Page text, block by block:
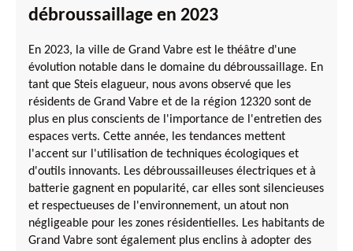
débroussaillage en 2023
En 2023, la ville de Grand Vabre est le théâtre d'une
évolution notable dans le domaine du débroussaillage. En
tant que Steis elagueur, nous avons observé que les
résidents de Grand Vabre et de la région 12320 sont de
plus en plus conscients de l'importance de l'entretien des
espaces verts. Cette année, les tendances mettent
l'accent sur l'utilisation de techniques écologiques et
d'outils innovants. Les débroussailleuses électriques et à
batterie gagnent en popularité, car elles sont silencieuses
et respectueuses de l'environnement, un atout non
négligeable pour les zones résidentielles. Les habitants de
Grand Vabre sont également plus enclins à adopter des